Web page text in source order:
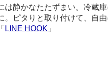
は静かなたたずまい。冷蔵
。ピタりと取り付けて、自
LINE HOOK 」